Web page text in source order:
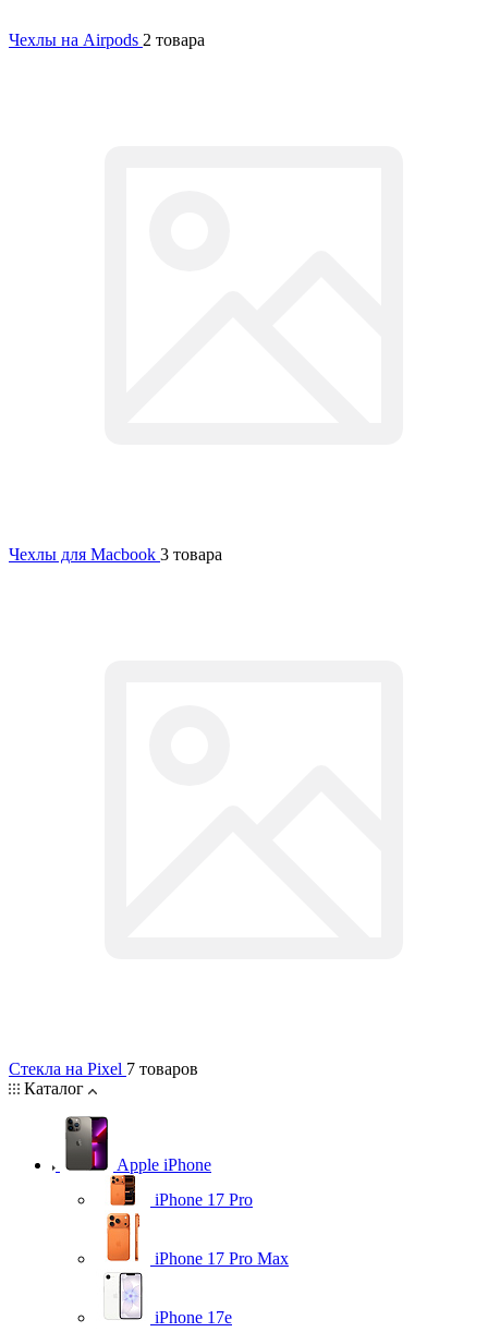
Чехлы на Airpods 2 товара
Чехлы для Macbook 3 товара
Стекла на Pixel 7 товаров
Каталог
Apple iPhone
iPhone 17 Pro
iPhone 17 Pro Max
iPhone 17e